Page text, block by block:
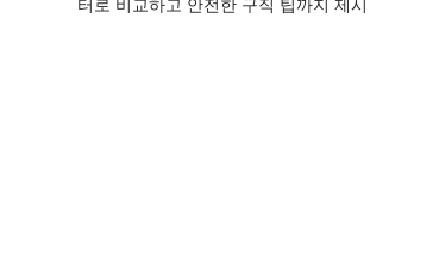
터로 비교하고 안전한 구직 팁까지 제시